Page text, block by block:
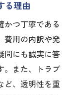
る理由
かつ丁寧である
費用の内訳や発
問にも誠実に答
。また、トラブ
ど、透明性を重